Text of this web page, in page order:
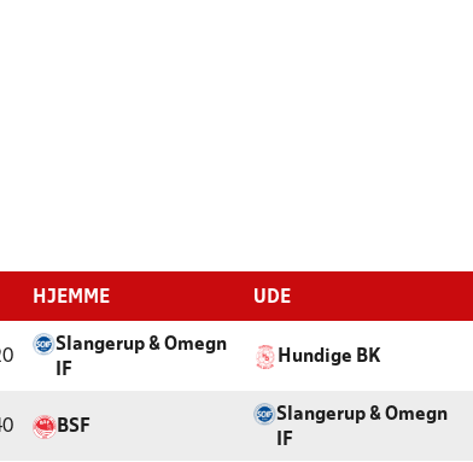
HJEMME UDE
Slangerup & Omegn
IF
Hundige BK
BSF
Slangerup & Omegn
IF